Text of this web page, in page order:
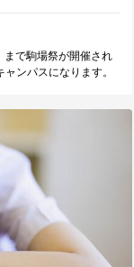
で駒場祭が開催され
ンパスになります。
や講演会なども催さ
の様子を感じること
足を運んでみてはい
方も、公式ウェブサ
で、ぜひ確認してみ